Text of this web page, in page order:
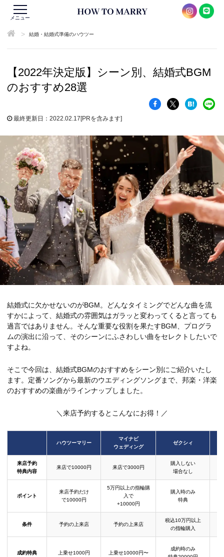
メニュー
> 結婚・結婚式準備のハウツー
【2022年決定版】シーン別、結婚式BGM
のおすすめ28選
最終更新日：2022.02.17[PRを含みます]
結婚式に欠かせないのがBGM。どんなタイミングでどんな曲を流
すかによって、結婚式の雰囲気はガラッと変わってくると言っても
過言ではありません。そんな重要な役割を果たすBGM、プログラ
ムの演出に沿って、そのシーンにふさわしい曲をセレクトしたいで
すよね。
そこで今回は、結婚式BGMのおすすめをシーン別にご紹介いたし
ます。定番ソングから最新のウエディングソングまで、邦楽・洋楽
のおすすめの楽曲がラインナップしました。
＼来店予約するとこんなにお得！／
ハウツーマリー
マイナビ
ウェディング
ゼクシィ
来店予約
特典内容
来店で10000円 来店で3000円
購入しない
場合なし
ポイント
来店予約だけ
で10000円
5万円以上の指輪購
入で
+10000円
購入時のみ
特典
条件 予約の上来店 予約の上来店
税込10万円以上
の指輪購入
成約特典 上乗せ1000円 上乗せ10000円〜
成約時のみ